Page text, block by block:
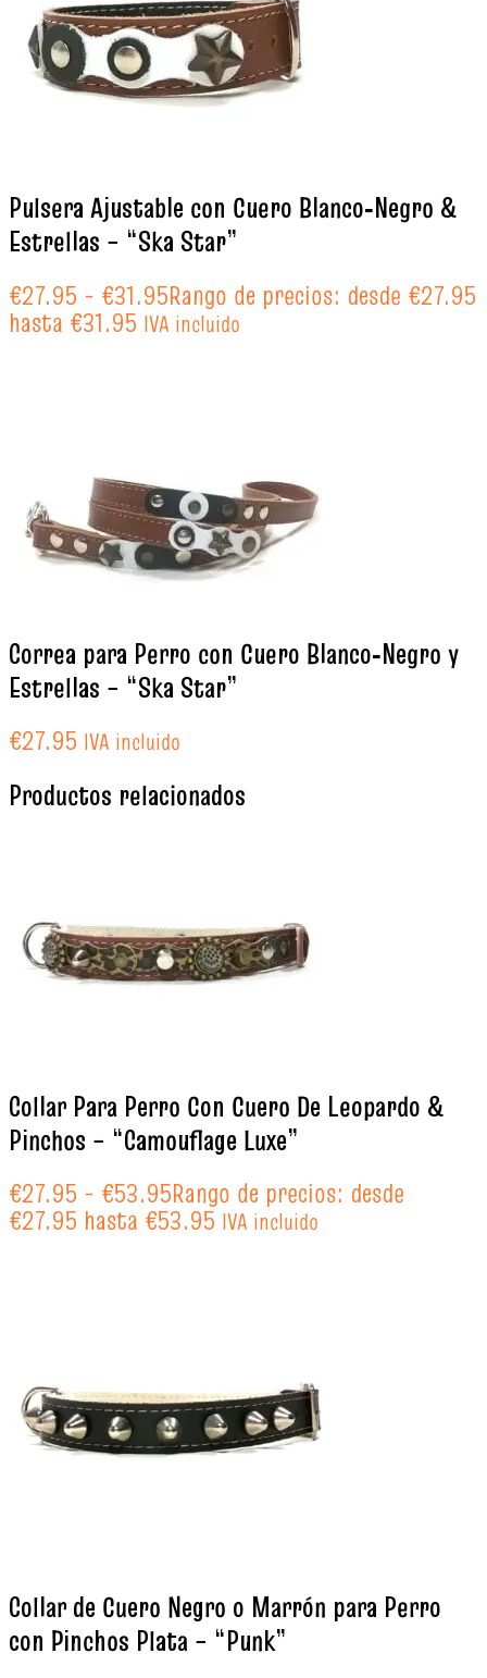
Pulsera Ajustable con Cuero Blanco‑Negro &
Estrellas – “Ska Star”
€27.95 - €31.95Rango de precios: desde €27.95
hasta €31.95 IVA incluido
Correa para Perro con Cuero Blanco‑Negro y
Estrellas – “Ska Star”
€27.95 IVA incluido
Productos relacionados
Collar Para Perro Con Cuero De Leopardo &
Pinchos – “Camouflage Luxe”
€27.95 - €53.95Rango de precios: desde
€27.95 hasta €53.95 IVA incluido
Collar de Cuero Negro o Marrón para Perro
con Pinchos Plata – “Punk”